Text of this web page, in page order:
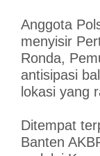
Anggota
menyisir
Ronda,
antisipasi
lokasi yang
Ditempat
Banten